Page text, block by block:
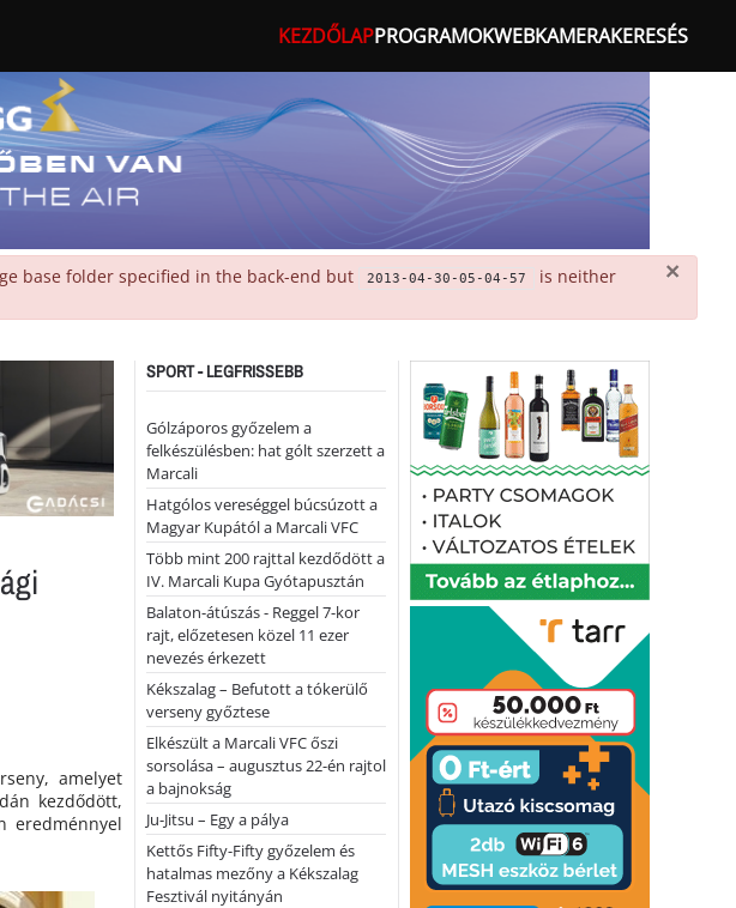
KEZDŐLAPPROGRAMOKWEBKAMERAKERESÉS
×
base folder specified in the back-end but 2013-04-30-05-04-57
is neither
amelyet
kezdődött,
eredménnyel
SPORT - LEGFRISSEBB
Gólzáporos győzelem a
felkészülésben: hat gólt szerzett a
Marcali
Hatgólos vereséggel búcsúzott a
Magyar Kupától a Marcali VFC
Több mint 200 rajttal kezdődött a
IV. Marcali Kupa Gyótapusztán
Balaton-átúszás - Reggel 7-kor
rajt, előzetesen közel 11 ezer
nevezés érkezett
Kékszalag – Befutott a tókerülő
verseny győztese
Elkészült a Marcali VFC őszi
sorsolása – augusztus 22-én rajtol
a bajnokság
Ju-Jitsu – Egy a pálya
Kettős Fifty-Fifty győzelem és
hatalmas mezőny a Kékszalag
Fesztivál nyitányán